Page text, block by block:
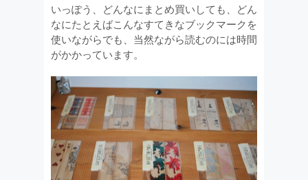
いっぽう、どんなにまとめ買いしても、どん
なにたとえばこんなすてきなブックマークを
使いながらでも、当然ながら読むのには時間
がかかっています。